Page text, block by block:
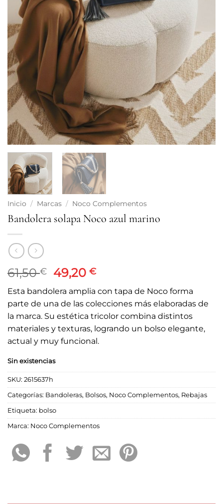
Inicio / Marcas / Noco Complementos
Bandolera solapa Noco azul marino
61,50€
El
precio
original
era:
61,50 €.
49,20€El
actual
es:
49,20 €.
Esta bandolera amplia con tapa de Noco forma
parte de una de las colecciones más elaboradas de
la marca. Su estética tricolor combina distintos
materiales y texturas, logrando un bolso elegante,
actual y muy funcional.
Sin existencias
SKU: 2615637h
Categorías: Bandoleras, Bolsos, Noco Complementos, Rebajas
Etiqueta: bolso
Marca: Noco Complementos